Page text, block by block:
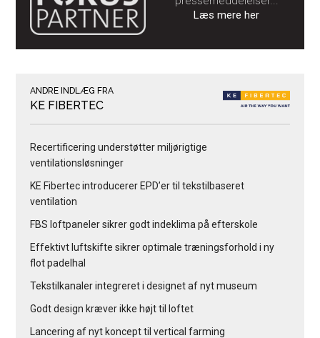
Læs mere her
ANDRE INDLÆG FRA
KE FIBERTEC
Recertificering understøtter miljørigtige
ventilationsløsninger
KE Fibertec introducerer EPD’er til tekstilbaseret
ventilation
FBS loftpaneler sikrer godt indeklima på efterskole
Effektivt luftskifte sikrer optimale træningsforhold i ny
flot padelhal
Tekstilkanaler integreret i designet af nyt museum
Godt design kræver ikke højt til loftet
Lancering af nyt koncept til vertical farming